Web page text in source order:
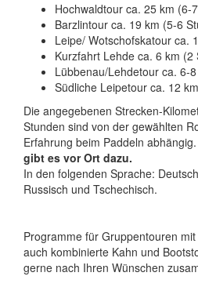
Hochwaldtour ca. 25 km (6-
Barzlintour ca. 19 km (5-6
Leipe/ Wotschofskatour ca.
Kurzfahrt Lehde ca. 6 km (2
Lübbenau/Lehdetour ca. 6-
Südliche Leipetour ca. 12
Die angegebenen Strecken-
Stunden sind von der gewählten
Erfahrung beim Paddeln abhängig.
gibt es vor Ort dazu.
In den folgenden Sprache:
Russisch und Tschechisch.
Programme für Gruppentouren
auch kombinierte Kahn und
gerne nach Ihren Wünschen